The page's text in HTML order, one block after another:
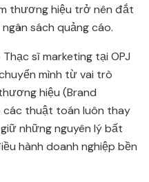
thương hiệu trở nên đắt
sách quảng cáo.
sĩ marketing tại OPJ
mình từ vai trò
hiệu (Brand
các thuật toán luôn thay
những nguyên lý bất
hành doanh nghiệp bền